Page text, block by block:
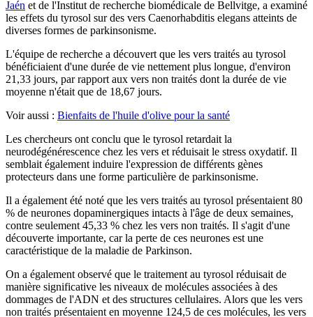
Jaén et de l'Institut de recherche biomédicale de Bellvitge, a examiné
les effets du tyrosol sur des vers Caenorhabditis elegans atteints de
diverses formes de parkinsonisme.
L'équipe de recherche a découvert que les vers traités au tyrosol
bénéficiaient d'une durée de vie nettement plus longue, d'environ
21,33 jours, par rapport aux vers non traités dont la durée de vie
moyenne n'était que de 18,67 jours.
Voir aussi : Bienfaits de l'huile d'olive pour la santé
Les chercheurs ont conclu que le tyrosol retardait la
neurodégénérescence chez les vers et réduisait le stress oxydatif. Il
semblait également induire l'expression de différents gènes
protecteurs dans une forme particulière de parkinsonisme.
Il a également été noté que les vers traités au tyrosol présentaient 80
% de neurones dopaminergiques intacts à l'âge de deux semaines,
contre seulement 45,33 % chez les vers non traités. Il s'agit d'une
découverte importante, car la perte de ces neurones est une
caractéristique de la maladie de Parkinson.
On a également observé que le traitement au tyrosol réduisait de
manière significative les niveaux de molécules associées à des
dommages de l'ADN et des structures cellulaires. Alors que les vers
non traités présentaient en moyenne 124,5 de ces molécules, les vers